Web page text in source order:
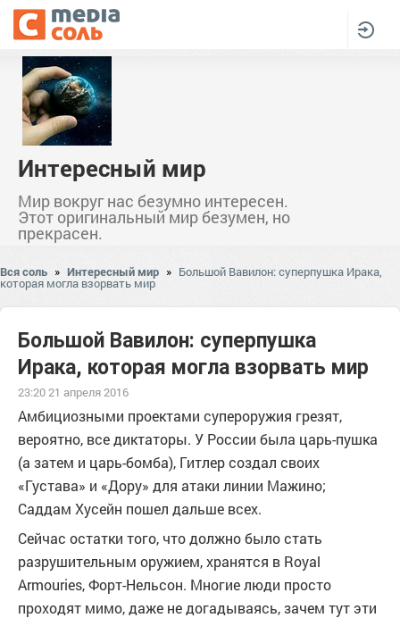
Интересный мир
Мир вокруг нас безумно интересен.
Этот оригинальный мир безумен, но
прекрасен.
Вся соль » Интересный мир » Большой Вавилон: суперпушка Ирака,
которая могла взорвать мир
Большой Вавилон: суперпушка
Ирака, которая могла взорвать мир
23:20 21 апреля 2016
Амбициозными проектами супероружия грезят,
вероятно, все диктаторы. У России была царь-пушка
(а затем и царь-бомба), Гитлер создал своих
«Густава» и «Дору» для атаки линии Мажино;
Саддам Хусейн пошел дальше всех.
Сейчас остатки того, что должно было стать
разрушительным оружием, хранятся в Royal
Armouries, Форт-Нельсон. Многие люди просто
проходят мимо, даже не догадываясь, зачем тут эти